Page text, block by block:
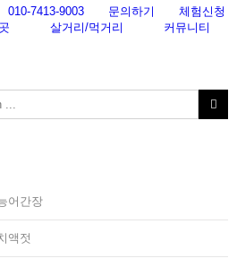
010-7413-9003 문의하기
체험신청
살거리/먹거리 커뮤니티
어간장
액젓